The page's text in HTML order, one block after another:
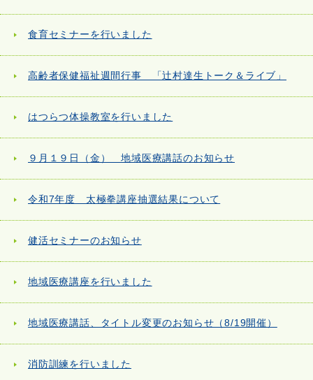
食育セミナーを行いました
高齢者保健福祉週間行事 「辻村達生トーク＆ライブ」
はつらつ体操教室を行いました
９月１９日（金） 地域医療講話のお知らせ
令和7年度 太極拳講座抽選結果について
健活セミナーのお知らせ
地域医療講座を行いました
地域医療講話、タイトル変更のお知らせ（8/19開催）
消防訓練を行いました